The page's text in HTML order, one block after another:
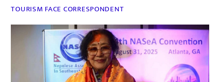
TOURISM FACE CORRESPONDENT